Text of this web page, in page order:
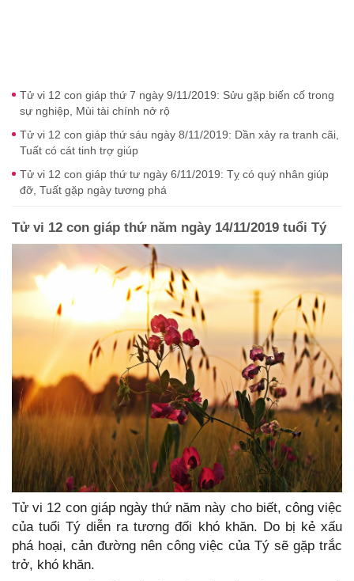
Tử vi 12 con giáp thứ 7 ngày 9/11/2019: Sửu gặp biến cố trong
sự nghiệp, Mùi tài chính nở rộ
Tử vi 12 con giáp thứ sáu ngày 8/11/2019: Dần xảy ra tranh cãi,
Tuất có cát tinh trợ giúp
Tử vi 12 con giáp thứ tư ngày 6/11/2019: Tỵ có quý nhân giúp
đỡ, Tuất gặp ngày tương phá
Tử vi 12 con giáp thứ năm ngày 14/11/2019 tuổi Tý
Tử vi 12 con giáp ngày thứ năm này cho biết, công việc
của tuổi Tý diễn ra tương đối khó khăn. Do bị kẻ xấu
phá hoại, cản đường nên công việc của Tý sẽ gặp trắc
trở, khó khăn.